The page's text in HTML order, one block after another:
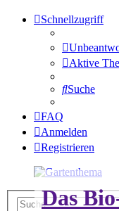
Schnellzugriff
Aktive
Suche
FAQ
Anmelden
Registrieren
Das